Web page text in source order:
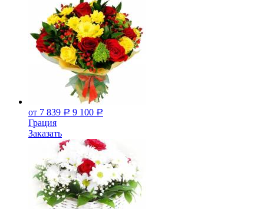
от 7 839 Р 9 100 Р
Грация
Заказать